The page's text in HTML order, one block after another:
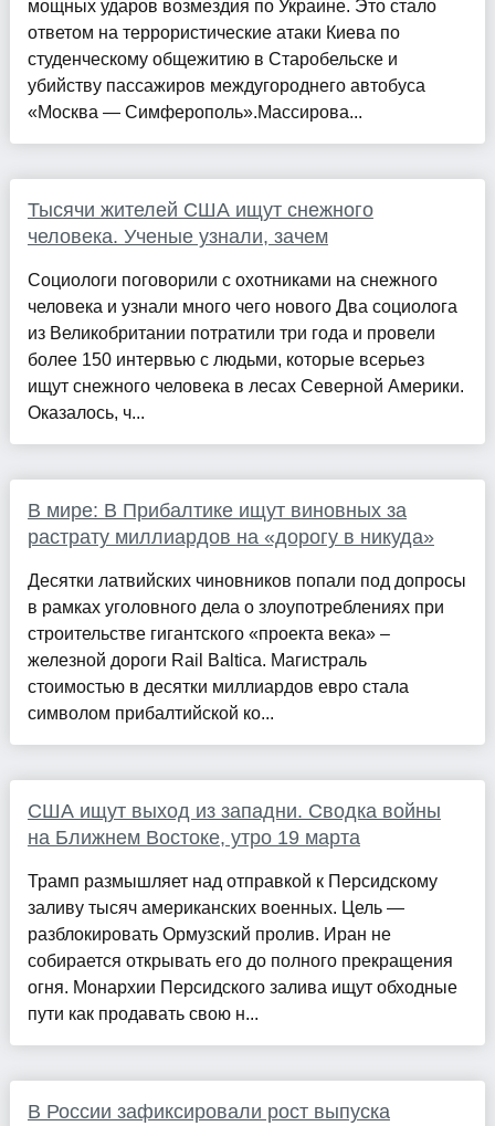
мощных ударов возмездия по Украине. Это стало
ответом на террористические атаки Киева по
студенческому общежитию в Старобельске и
убийству пассажиров междугороднего автобуса
«Москва — Симферополь».Массирова...
Тысячи жителей США ищут снежного
человека. Ученые узнали, зачем
Социологи поговорили с охотниками на снежного
человека и узнали много чего нового Два социолога
из Великобритании потратили три года и провели
более 150 интервью с людьми, которые всерьез
ищут снежного человека в лесах Северной Америки.
Оказалось, ч...
В мире: В Прибалтике ищут виновных за
растрату миллиардов на «дорогу в никуда»
Десятки латвийских чиновников попали под допросы
в рамках уголовного дела о злоупотреблениях при
строительстве гигантского «проекта века» –
железной дороги Rail Baltica. Магистраль
стоимостью в десятки миллиардов евро стала
символом прибалтийской ко...
США ищут выход из западни. Сводка войны
на Ближнем Востоке, утро 19 марта
Трамп размышляет над отправкой к Персидскому
заливу тысяч американских военных. Цель —
разблокировать Ормузский пролив. Иран не
собирается открывать его до полного прекращения
огня. Монархии Персидского залива ищут обходные
пути как продавать свою н...
В России зафиксировали рост выпуска